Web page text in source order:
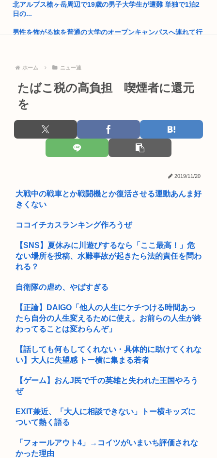
中国さん、日本に対しあまりにも酷い暴言を放つ 「侵略戦争仕
「助けて欲しけりゃきび団子よこしな？」 これ現代だと色々
高市早苗、3000万円以上の高級新公用車を購入させ贅を尽くし
た後...
25歳すぎて童貞の人って
【画像】東海道新幹線の自由席がコチラwww
小泉防衛大臣、高市早苗の被災地訪問PVに張り合うかのように
海上自...
北アルプス槍ヶ岳周辺で19歳の男子大学生が遭難 単独で1泊2
日の...
男性を怖がる妹を普通の大学のオープンキャンパスへ連れて行
こ...
はっきり言って高卒や中卒よりも、いい歳して独身のほうが恥
北www
大学生ワイ、株で大儲けwww
【岡山】シャインマスカット200房（時価40万円相当）畑から
盗ん...
痩せなよ...
女芸人の吉住さん（36）メイクしたら普通に美人の部類だった
女子高生コスプレイヤー、夏の電車が臭くて苦言 「洋服は一回
全部熱...
声優・前田佳織里さん、酔っぱらってiPhoneを初期化してし
まう...
リリカルなのは5話まで一気見したんやけどオモロ過ぎやろ
www何で...
チンポの大きさや形、硬度でバトルするゲーム「ポコチンモン
スター」...
普通の日本人「台湾人は独立したがってる！！」最新世論調査
ホーム ニュー速
たばこ税の高負担 喫煙者に還元
を
2019/11/20
大戦中の戦車とか戦闘機とか復活させる運動あんま好
きくない
ココイチカスランキング作ろうぜ
【SNS】夏休みに川遊びするなら「ここ最高！」危
ない場所を投稿、水難事故が起きたら法的責任を問わ
れる？
自衛隊の虐め、やばすぎる
【正論】DAIGO「他人の人生にケチつける時間あっ
たら自分の人生変えるために使え。お前らの人生が終
わってることは変わらんぞ」
【話しても何もしてくれない・具体的に助けてくれな
い】大人に失望感 トー横に集まる若者
【ゲーム】おんJ民で千の英雄と失われた王国やろう
ぜ
EXIT兼近、「大人に相談できない」トー横キッズに
ついて熱く語る
「フォールアウト4」→コイツがいまいち評価されな
かった理由